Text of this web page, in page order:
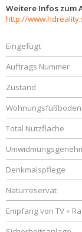
Weitere Infos zum
http://
Eingefügt
Auftrags Nummer
Zustand
Total Nutzfläche
Denkmalspflege
Naturreservat
Empfang von TV +